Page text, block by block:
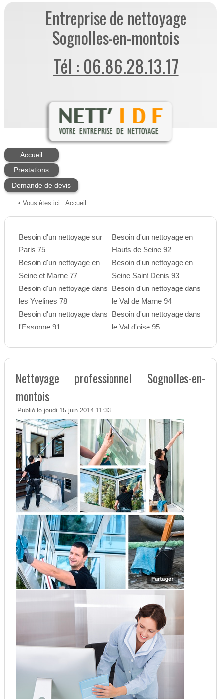
Entreprise de nettoyage
Sognolles-en-montois
Tél : 06.86.28.13.17
Accueil
Prestations
Demande de devis
• Vous êtes ici : Accueil
Besoin d'un nettoyage sur
Paris 75
Besoin d'un nettoyage en
Seine et Marne 77
Besoin d'un nettoyage dans
les Yvelines 78
Besoin d'un nettoyage dans
l'Essonne 91
Besoin d'un nettoyage en
Hauts de Seine 92
Besoin d'un nettoyage en
Seine Saint Denis 93
Besoin d'un nettoyage dans
le Val de Marne 94
Besoin d'un nettoyage dans
le Val d'oise 95
Nettoyage professionnel Sognolles-en-
montois
Publié le jeudi 15 juin 2014 11:33